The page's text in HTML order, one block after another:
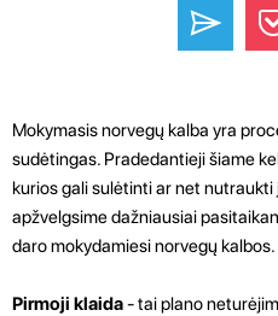
Mokymasis norvegų kalba yra
sudėtingas. Pradedantieji šiame
kurios gali sulėtinti ar net
apžvelgsime dažniausiai
daro mokydamiesi norvegų kalbos.
Pirmoji klaida- tai plano